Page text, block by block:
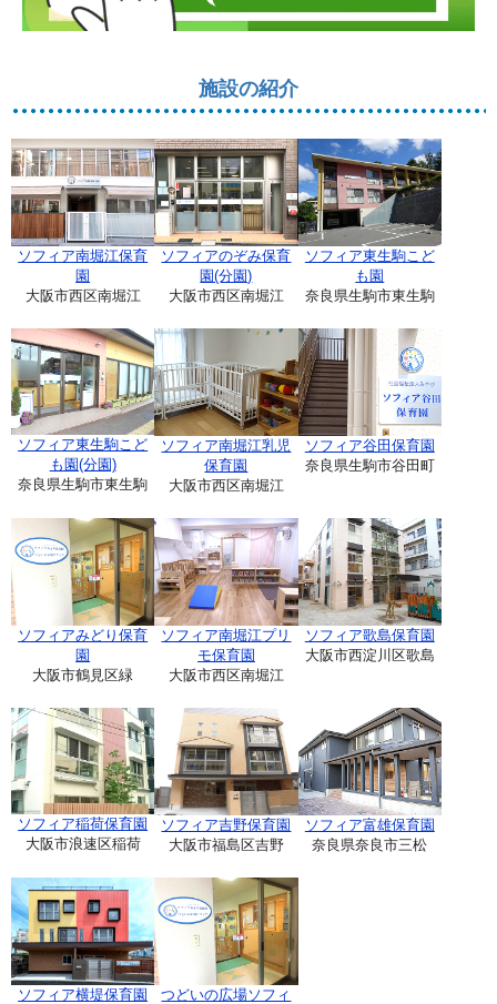
施設の紹介
ソフィア南堀江保育
園
大阪市西区南堀江
ソフィアのぞみ保育
園(分園)
大阪市西区南堀江
ソフィア東生駒こど
も園
奈良県生駒市東生駒
ソフィア東生駒こど
も園(分園)
奈良県生駒市東生駒
ソフィア南堀江乳児
保育園
大阪市西区南堀江
ソフィア谷田保育園
奈良県生駒市谷田町
ソフィアみどり保育
園
大阪市鶴見区緑
ソフィア南堀江プリ
モ保育園
大阪市西区南堀江
ソフィア歌島保育園
大阪市西淀川区歌島
ソフィア稲荷保育園
大阪市浪速区稲荷
ソフィア吉野保育園
大阪市福島区吉野
ソフィア富雄保育園
奈良県奈良市三松
ソフィア横堤保育園
つどいの広場ソフィ